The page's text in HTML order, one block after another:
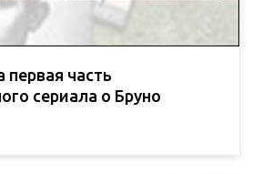
часть
сериала о Бруно